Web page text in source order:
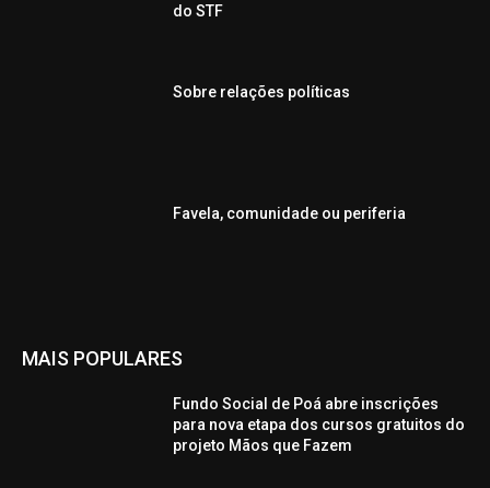
do STF
Sobre relações políticas
Favela, comunidade ou periferia
MAIS POPULARES
Fundo Social de Poá abre inscrições
para nova etapa dos cursos gratuitos do
projeto Mãos que Fazem